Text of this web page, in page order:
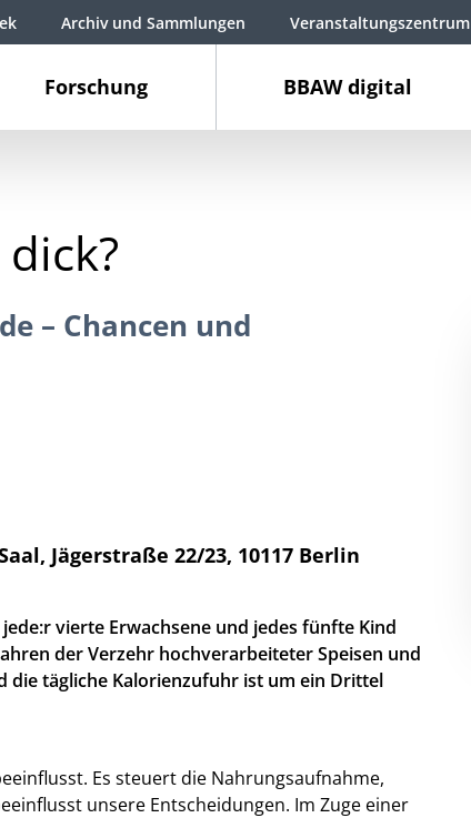
Forschung BBAW digital
Archiv und Sammlungen Veranstaltungszentrum
– Chancen und
Jägerstraße 22/23, 10117 Berlin
vierte Erwachsene und jedes fünfte Kind
der Verzehr hochverarbeiteter Speisen und
die tägliche Kalorienzufuhr ist um ein Drittel
Es steuert die Nahrungsaufnahme,
unsere Entscheidungen. Im Zuge einer